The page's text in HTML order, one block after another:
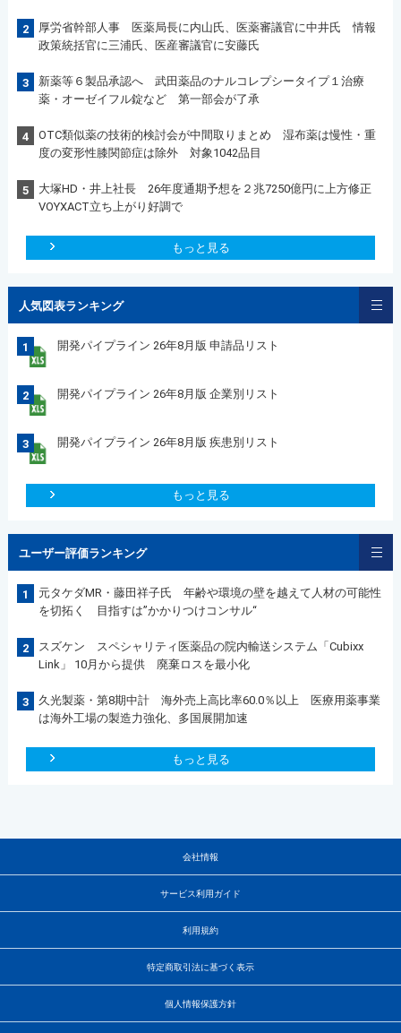
2
厚労省幹部人事 医薬局長に内山氏、医薬審議官に中井氏 情報
政策統括官に三浦氏、医産審議官に安藤氏
3
新薬等６製品承認へ 武田薬品のナルコレプシータイプ１治療
薬・オーゼイフル錠など 第一部会が了承
4
OTC類似薬の技術的検討会が中間取りまとめ 湿布薬は慢性・重
度の変形性膝関節症は除外 対象1042品目
5
大塚HD・井上社長 26年度通期予想を２兆7250億円に上方修正
VOYXACT立ち上がり好調で
もっと見る
人気図表ランキング
1 開発パイプライン 26年8月版 申請品リスト
2 開発パイプライン 26年8月版 企業別リスト
3 開発パイプライン 26年8月版 疾患別リスト
もっと見る
ユーザー評価ランキング
1
元タケダMR・藤田祥子氏 年齢や環境の壁を越えて人材の可能性
を切拓く 目指すは”かかりつけコンサル“
2
スズケン スペシャリティ医薬品の院内輸送システム「Cubixx
Link」 10月から提供 廃棄ロスを最小化
3
久光製薬・第8期中計 海外売上高比率60.0％以上 医療用薬事業
は海外工場の製造力強化、多国展開加速
もっと見る
会社情報
サービス利用ガイド
利用規約
特定商取引法に基づく表示
個人情報保護方針